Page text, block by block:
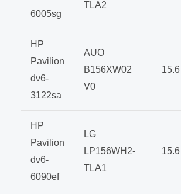
6005sg
TLA2
HP
Pavilion
dv6-
3122sa
AUO
B156XW02
V0
15.6
HP
Pavilion
dv6-
6090ef
LG
LP156WH2-
TLA1
15.6